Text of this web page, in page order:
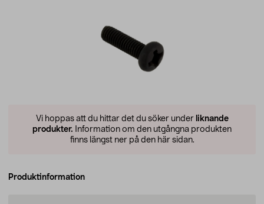
Vi hoppas att du hittar det du söker under liknande
produkter. Information om den utgångna produkten
finns längst ner på den här sidan.
Produktinformation